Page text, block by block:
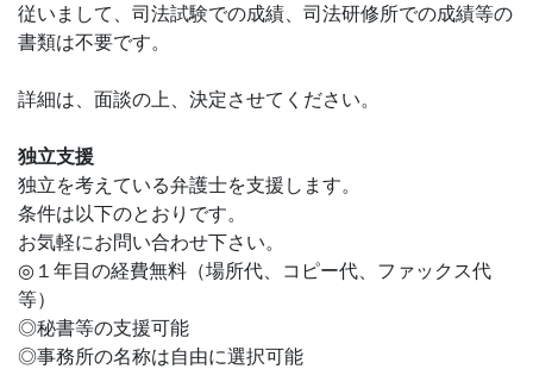
従いまして、司法試験での成績、司法研修所での成績等の
書類は不要です。
詳細は、面談の上、決定させてください。
独立支援
独立を考えている弁護士を支援します。
条件は以下のとおりです。
お気軽にお問い合わせ下さい。
◎１年目の経費無料（場所代、コピー代、ファックス代
等）
◎秘書等の支援可能
◎事務所の名称は自由に選択可能